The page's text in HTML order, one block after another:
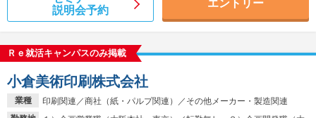
説明会予約
エントリー
Ｒｅ就活キャンパスのみ掲載
業種
印刷関連／商社（紙・パルプ関連）／その他メーカー・製造関連
小倉美術印刷株式会社